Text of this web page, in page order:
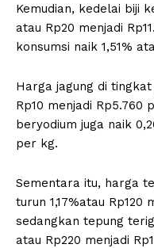
Kemudian, kedelai biji
atau Rp20 menjadi
konsumsi naik 1,51%
Harga jagung di
Rp10 menjadi Rp5.760
beryodium juga naik
per kg.
Sementara itu, harga
turun 1,17%atau Rp120
sedangkan tepung
atau Rp220 menjadi